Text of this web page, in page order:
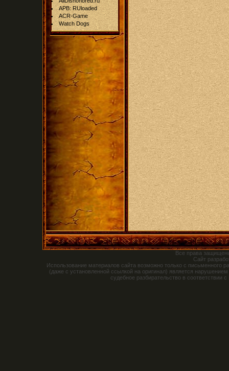
APB: RUloaded
ACR-Game
Watch Dogs
Все права
Сайт
Использование материалов сайта возможно только с письменного
(даже с установленной ссылкой на оригинал) является
судебное разбирательство в